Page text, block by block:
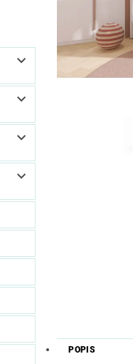
POPIS